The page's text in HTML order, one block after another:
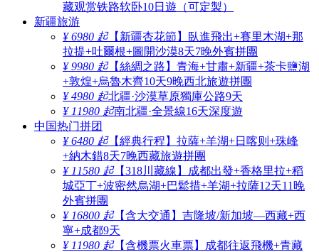
藏观赏铁路软卧10日遊（可定製）
新疆旅游
¥ 6980 起【新疆杏花節】臥進飛出+賽里木湖+那
拉提+吐爾根+圖開沙漠8天7晚外賓拼團
¥ 9980 起【絲綢之路】青海+甘肅+新疆+茶卡鹽湖
+敦煌+烏魯木齊10天9晚西北旅遊拼團
¥ 4980 起北疆·沙漠草原獨庫公路9天
¥ 11980 起南北疆·全景線16天深度遊
中国热门拼团
¥ 6480 起【經典行程】拉薩+羊湖+日喀则+珠峰
+納木錯8天7晚西藏旅遊拼團
¥ 11580 起【318川藏線】成都出發+香格里拉+稻
城亞丁+波密然烏湖+巴鬆措+羊湖+拉薩12天11晚
外賓拼團
¥ 16800 起【含大交通】吉隆坡/新加坡—西藏+西
寧+成都9天
¥ 11980 起【含機票火車票】成都往返飛機+青藏